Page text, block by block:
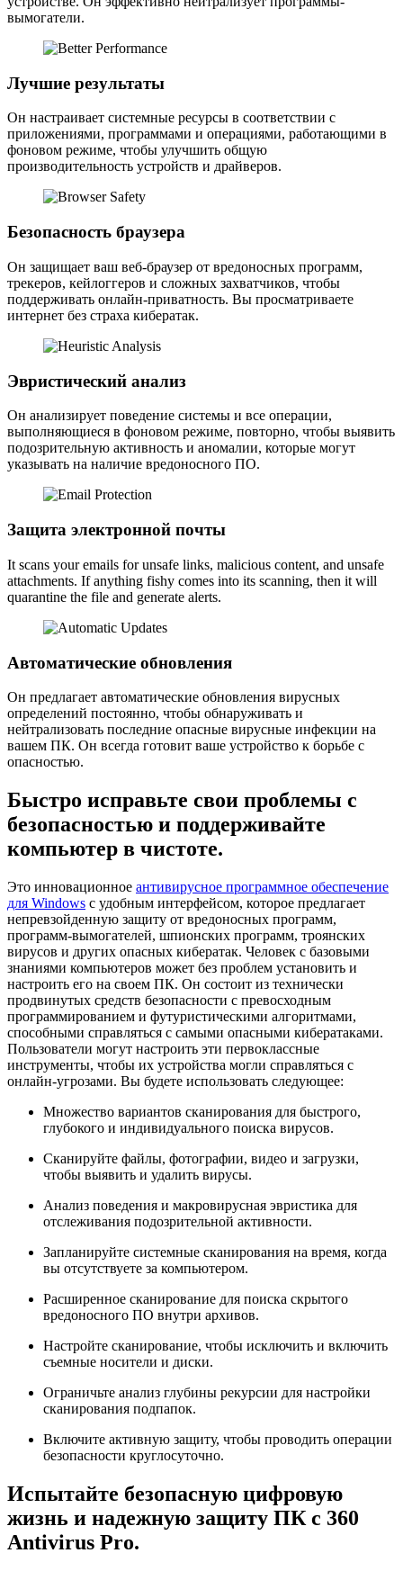
вымогатели.
Лучшие результаты
Он настраивает системные ресурсы в соответствии с
приложениями, программами и операциями, работающими в
фоновом режиме, чтобы улучшить общую
производительность устройств и драйверов.
Безопасность браузера
Он защищает ваш веб-браузер от вредоносных программ,
трекеров, кейлоггеров и сложных захватчиков, чтобы
поддерживать онлайн-приватность. Вы просматриваете
интернет без страха кибератак.
Эвристический анализ
Он анализирует поведение системы и все операции,
выполняющиеся в фоновом режиме, повторно, чтобы выявить
подозрительную активность и аномалии, которые могут
указывать на наличие вредоносного ПО.
Защита электронной почты
It scans your emails for unsafe links, malicious content, and unsafe
attachments. If anything fishy comes into its scanning, then it will
quarantine the file and generate alerts.
Автоматические обновления
Он предлагает автоматические обновления вирусных
определений постоянно, чтобы обнаруживать и
нейтрализовать последние опасные вирусные инфекции на
вашем ПК. Он всегда готовит ваше устройство к борьбе с
опасностью.
Быстро исправьте свои проблемы с
безопасностью и поддерживайте
компьютер в чистоте.
Это инновационное антивирусное программное обеспечение
для Windows с удобным интерфейсом, которое предлагает
непревзойденную защиту от вредоносных программ,
программ-вымогателей, шпионских программ, троянских
вирусов и других опасных кибератак. Человек с базовыми
знаниями компьютеров может без проблем установить и
настроить его на своем ПК. Он состоит из технически
продвинутых средств безопасности с превосходным
программированием и футуристическими алгоритмами,
способными справляться с самыми опасными кибератаками.
Пользователи могут настроить эти первоклассные
инструменты, чтобы их устройства могли справляться с
онлайн-угрозами. Вы будете использовать следующее:
Множество вариантов сканирования для быстрого,
глубокого и индивидуального поиска вирусов.
Сканируйте файлы, фотографии, видео и загрузки,
чтобы выявить и удалить вирусы.
Анализ поведения и макровирусная эвристика для
отслеживания подозрительной активности.
Запланируйте системные сканирования на время, когда
вы отсутствуете за компьютером.
Расширенное сканирование для поиска скрытого
вредоносного ПО внутри архивов.
Настройте сканирование, чтобы исключить и включить
съемные носители и диски.
Ограничьте анализ глубины рекурсии для настройки
сканирования подпапок.
Включите активную защиту, чтобы проводить операции
безопасности круглосуточно.
Испытайте безопасную цифровую
жизнь и надежную защиту ПК с 360
Antivirus Pro.